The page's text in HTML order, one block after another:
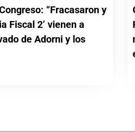
“Fracasaron y
Fiscal 2’ vienen a
de Adorni y los